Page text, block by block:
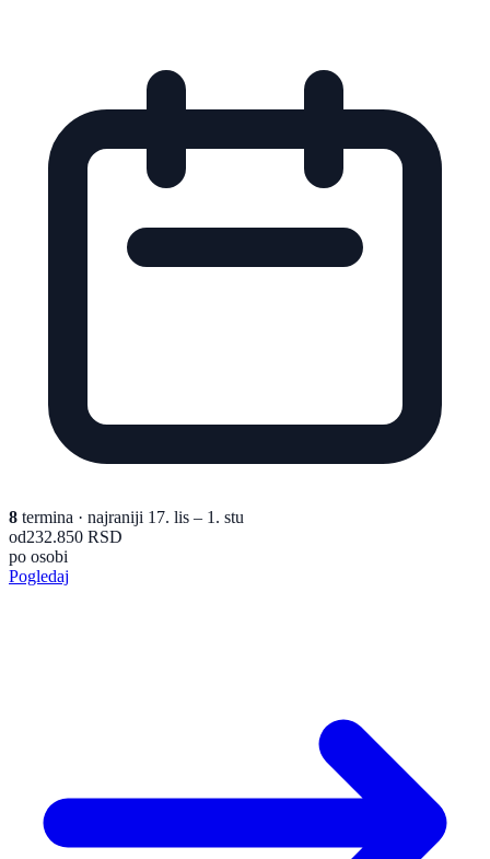
8 termina · najraniji 17. lis – 1. stu
od232.850 RSD
po osobi
Pogledaj